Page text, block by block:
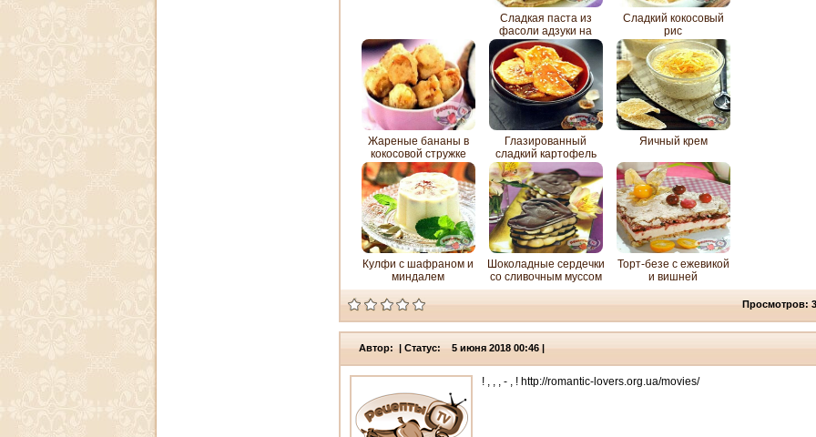
Сладкая паста из
фасоли адзуки на
блинчиках
Сладкий кокосовый
рис
Жареные бананы в
кокосовой стружке
Глазированный
сладкий картофель
Яичный крем
Кулфи с шафраном и
миндалем
Шоколадные сердечки
со сливочным муссом
Торт-безе с ежевикой
и вишней
Просмотров:
Автор: | Статус: 5 июня 2018 00:46 |
! , , , - , ! http://romantic-lovers.org.ua/movies/